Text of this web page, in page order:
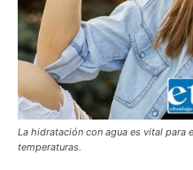
La hidratación con agua es vital
temperaturas.